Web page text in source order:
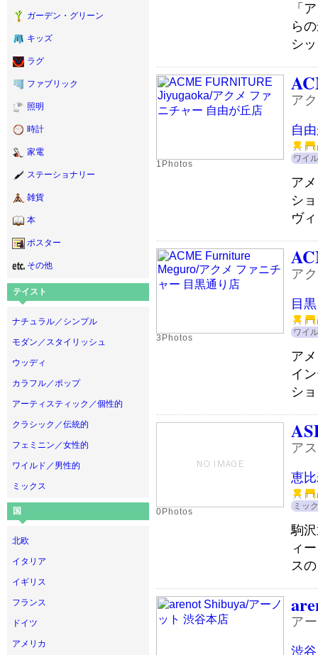
ガーデン・グリーン
キッズ
ラグ
ファブリック
照明
時計
家電
ステーショナリー
雑貨
本
ポスター
その他
テイスト
ナチュラル／シンプル
モダン／スタイリッシュ
ウッディ
カラフル／ポップ
アーティスティック／個性的
クラシック／伝統的
フェミニン／女性的
ワイルド／男性的
ミックス
国
北欧
イタリア
イギリス
フランス
ドイツ
アメリカ
「
ら
シ
1Photos
ア
自
ワイ
ア
シ
ヴ
3Photos
ア
目黒
ワイ
ア
イ
シ
0Photos
ア
恵
ミッ
駒
ィ
ス
ア
渋谷